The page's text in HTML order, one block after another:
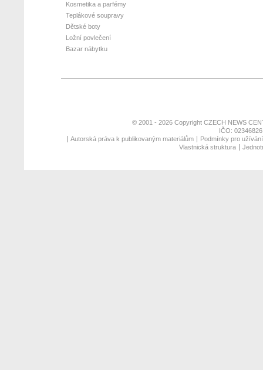
Kosmetika a parfémy
Teplákové soupravy
Dětské boty
Ložní povlečení
Bazar nábytku
© 2001 - 2026 Copyright CZECH NEWS
IČO:
Autorská práva k publikovaným materiálům
Podmínky pro
Vlastnická struktura